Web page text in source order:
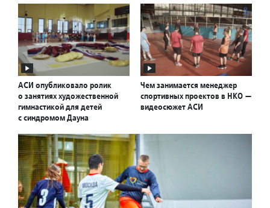
АСИ опубликовало ролик
о занятиях художественной
гимнастикой для детей
с синдромом Дауна
Чем занимается менеджер
спортивных проектов в НКО —
видеосюжет АСИ